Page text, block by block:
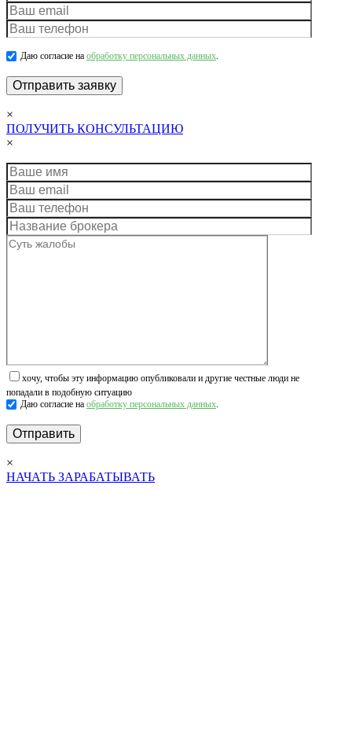
Даю согласие на обработку персональных данных.
×
ПОЛУЧИТЬ КОНСУЛЬТАЦИЮ
×
хочу, чтобы эту информацию опубликовали и другие честные люди не
попадали в подобную ситуацию
Даю согласие на обработку персональных данных.
×
НАЧАТЬ ЗАРАБАТЫВАТЬ